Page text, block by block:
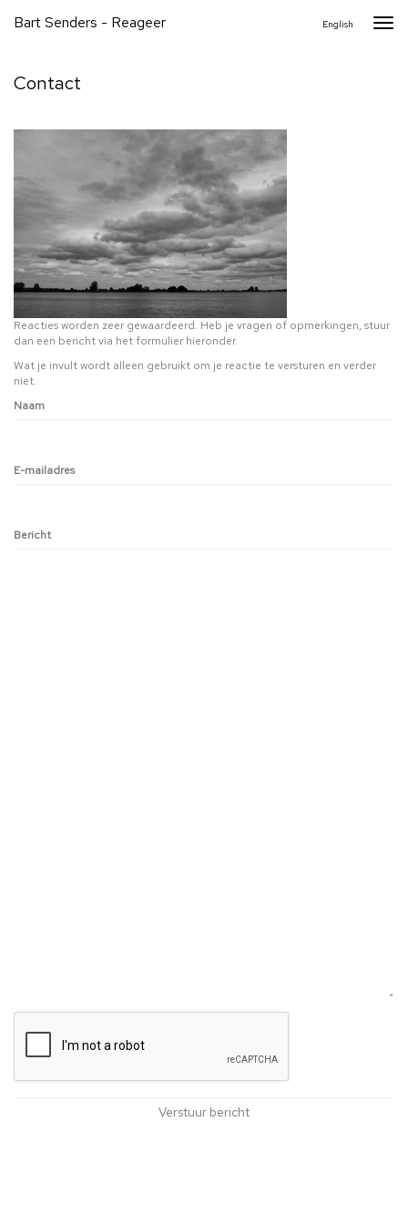
Bart Senders - Reageer English
Contact
Reacties worden zeer gewaardeerd. Heb je vragen of opmerkingen, stuur
dan een bericht via het formulier hieronder.
Wat je invult wordt alleen gebruikt om je reactie te versturen en verder
niet.
Naam
E-mailadres
Bericht